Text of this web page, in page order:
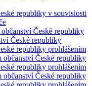
republiky v souvislosti
České republiky
České republiky
republiky prohlášením
občanství České republiky
republiky prohlášením
občanství České republiky